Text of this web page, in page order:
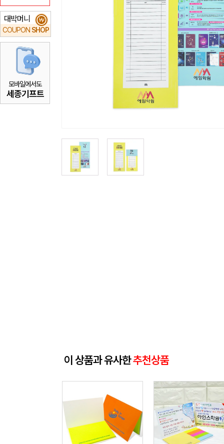
대박머니
COUPON SHOP
₩
모바일에서도
세종기프트
이 상품과 유사한추천상품